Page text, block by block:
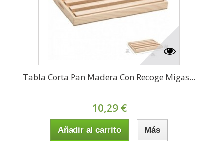
Tabla Corta Pan Madera Con Recoge Migas...
10,29 €
Añadir al carrito Más